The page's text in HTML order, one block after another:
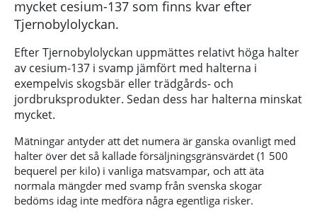
mycket cesium-137 som finns kvar efter
Tjernobylolyckan.
Efter Tjernobylolyckan uppmättes relativt höga halter
av cesium-137 i svamp jämfört med halterna i
exempelvis skogsbär eller trädgårds- och
jordbruksprodukter. Sedan dess har halterna minskat
mycket.
Mätningar antyder att det numera är ganska ovanligt med
halter över det så kallade försäljningsgränsvärdet (1 500
bequerel per kilo) i vanliga matsvampar, och att äta
normala mängder med svamp från svenska skogar
bedöms idag inte medföra några egentliga risker.